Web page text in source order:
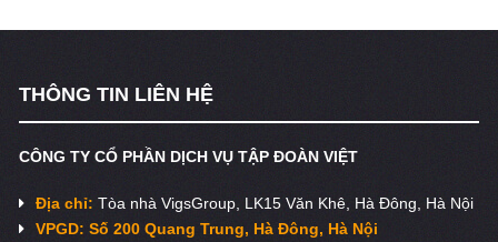
THÔNG TIN LIÊN HỆ
CÔNG TY CỔ PHẦN DỊCH VỤ TẬP ĐOÀN VIỆT
Địa chỉ:Tòa nhà VigsGroup, LK15 Văn Khê, Hà Đông, Hà Nội
VPGD: Số 200 Quang Trung, Hà Đông, Hà Nội